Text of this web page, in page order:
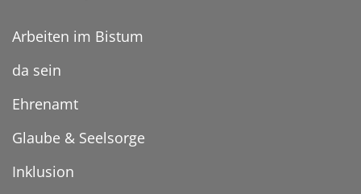
Arbeiten im Bistum
da sein
Ehrenamt
Glaube & Seelsorge
Inklusion